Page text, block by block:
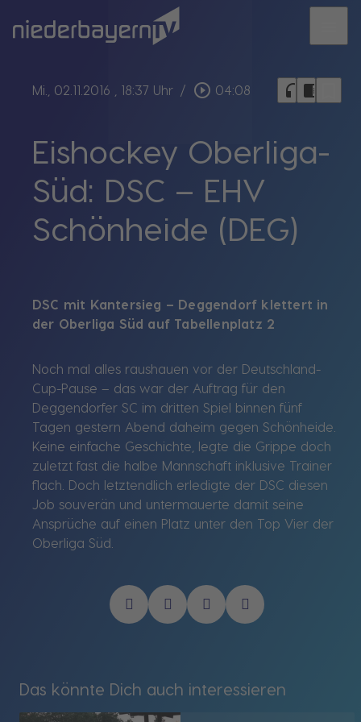
Mi., 02.11.2016 , 18:37 Uhr / play_circle_outline 04:08 headphones chrome_reader_mode
Eishockey Oberliga-
Süd: DSC – EHV
Schönheide (DEG)
DSC mit Kantersieg – Deggendorf klettert in
der Oberliga Süd auf Tabellenplatz 2
Noch mal alles raushauen vor der Deutschland-
Cup-Pause – das war der Auftrag für den
Deggendorfer SC im dritten Spiel binnen fünf
Tagen gestern Abend daheim gegen Schönheide.
Keine einfache Geschichte, legte die Grippe doch
zuletzt fast die halbe Mannschaft inklusive Trainer
flach. Doch letztendlich erledigte der DSC diesen
Job souverän und untermauerte damit seine
Ansprüche auf einen Platz unter den Top Vier der
Oberliga Süd.
Das könnte Dich auch interessieren